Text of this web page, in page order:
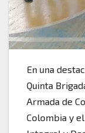
En una
Quinta
Armada de
Colombia y